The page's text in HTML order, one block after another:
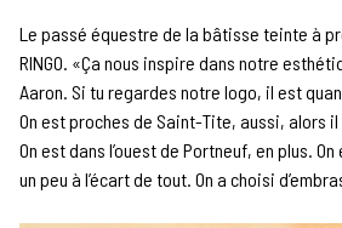
Le passé équestre de la bâtisse teinte à
RINGO. «Ça nous inspire dans notre
Aaron. Si tu regardes notre logo, il est
On est proches de Saint-Tite, aussi, alors
On est dans l’ouest de Portneuf, en plus.
un peu à l’écart de tout. On a choisi